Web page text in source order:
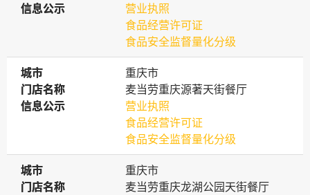
信息公示
信息公示
营业执照
食品经营许可证
食品安全监督量化分级
城市
城市
重庆市
门店名称
门店名称
麦当劳重庆源著天街餐厅
信息公示
信息公示
营业执照
食品经营许可证
食品安全监督量化分级
城市
城市
重庆市
门店名称
门店名称
麦当劳重庆龙湖公园天街餐厅